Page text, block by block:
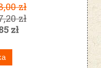
zł
zł
zł